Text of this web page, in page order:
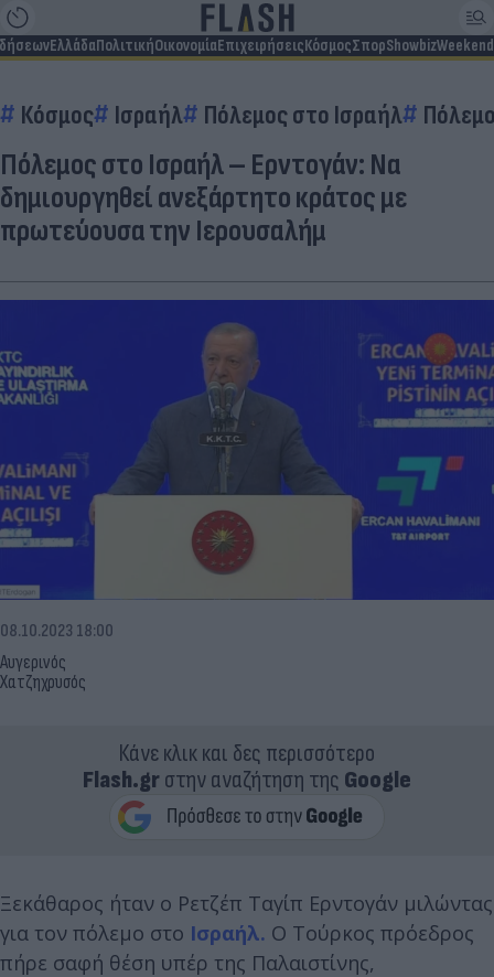
ΕλλάδαΠολιτικήΟικονομίαΕπιχειρήσειςΚόσμοςΣπορShowbizWeekend
Κόσμος Ισραήλ Πόλεμος στο Ισραήλ
Πόλεμος στο Ισραήλ – Ερντογάν: Να
δημιουργηθεί ανεξάρτητο κράτος με
πρωτεύουσα την Ιερουσαλήμ
Αυγερινός
Χατζηχρυσός
08.10.2023 18:00
Κάνε κλικ και δες περισσότερο
Flash.grστην αναζήτηση της Google
Ξεκάθαρος ήταν ο Ρετζέπ Ταγίπ Ερντογάν μιλώντας
για τον πόλεμο στο Ισραήλ. Ο Τούρκος πρόεδρος
πήρε σαφή θέση υπέρ της Παλαιστίνης,